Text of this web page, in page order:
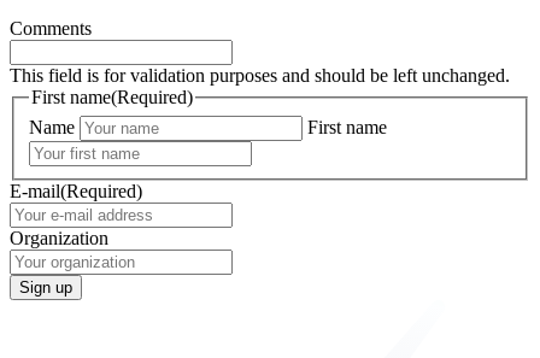
Comments
This field is for validation purposes and should be left unchanged.
First name(Required)
Name
First name
E-mail(Required)
Organization
Sign up